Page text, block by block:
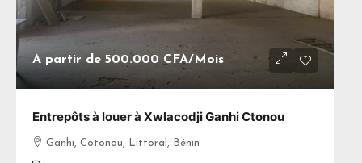
A partir de 500.000 CFA/Mois
Entrepôts à louer à Xwlacodji Ganhi Ctonou
Ganhi, Cotonou, Littoral, Bénin